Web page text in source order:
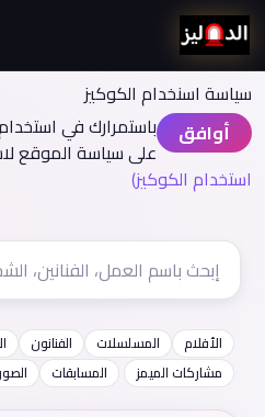
سياسة اسنخدام الكوكيز
أوافق
باستمرارك في
على سياسة الموقع
استخدام الكوكيز)
الأفلام المسلسلات الفنانون
مشاركات الميمز
المسابقات الصور